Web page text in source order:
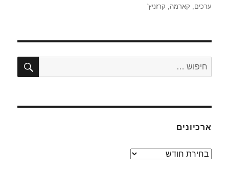
בתאריך
ערכים, קארמה, קרזניץ'
חפש:
ארכיונים
ארכיונים